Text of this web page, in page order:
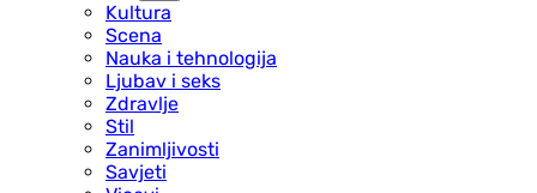
Kultura
Scena
Nauka i tehnologija
Ljubav i seks
Zdravlje
Stil
Zanimljivosti
Savjeti